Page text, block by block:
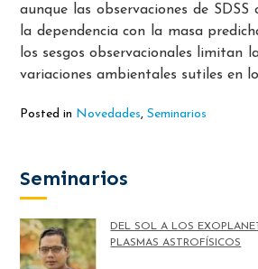
aunque las observaciones de
la dependencia con la masa
los sesgos observacionales limitan
variaciones ambientales sutiles en
Posted in Novedades,Seminarios
Seminarios
DEL SOL A LOS
PLASMAS ASTROFÍSICOS